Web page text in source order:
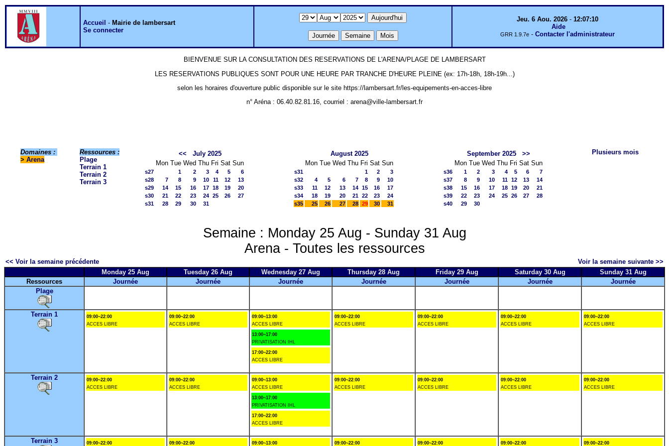
Accueil - Mairie de lambersart
Se connecter
Jeu. 6 Aou. 2026 - 12:07:10
Aide
GRR 1.9.7e - Contacter l'administrateur
BIENVENUE SUR LA CONSULTATION DES RESERVATIONS DE L'ARENA/PLAGE DE LAMBERSART
LES RESERVATIONS PUBLIQUES SONT POUR UNE HEURE PAR TRANCHE D'HEURE PLEINE (ex: 17h-18h, 18h-19h...)
selon les horaires d'ouverture public disponible sur le site https://lambersart.fr/les-equipements-en-acces-libre
n° Aréna : 06.40.82.81.16, courriel : arena@ville-lambersart.fr
Domaines :
> Arena
Ressources :
Plage
Terrain 1
Terrain 2
Terrain 3
<<
July 2025
Mon Tue Wed Thu Fri Sat Sun
s27 1 2 3 4 5
6
s28
7 8 9 10 11 12
13
s29
14 15 16 17 18 19
20
s30
21 22 23 24 25 26
27
s31
28 29 30 31
August 2025
Mon Tue Wed Thu Fri Sat Sun
s31 1 2
3
s32
4 5 6 7 8 9
10
s33
11 12 13 14 15 16
17
s34
18 19 20 21 22 23
24
s35
25 26 27 28 29 30 31
September 2025
>>
Mon Tue Wed Thu Fri Sat Sun
s36 1 2 3 4 5 6
7
s37
8 9 10 11 12 13
14
s38
15 16 17 18 19 20
21
s39
22 23 24 25 26 27
28
s40
29 30
Plusieurs mois
Semaine : Monday 25 Aug - Sunday 31 Aug
Arena - Toutes les ressources
<< Voir la semaine précédente
Voir la semaine suivante >>
Monday 25 Aug
Tuesday 26 Aug Wednesday 27 Aug Thursday 28 Aug Friday 29 Aug Saturday 30 Aug
Sunday 31 Aug
Ressources
Journée Journée Journée Journée Journée Journée
Journée
Plage
Terrain 1
09:00~22:00
ACCES LIBRE
09:00~22:00
ACCES LIBRE
09:00~13:00
ACCES LIBRE
13:00~17:00
PRIVATISATION IHL
17:00~22:00
ACCES LIBRE
09:00~22:00
ACCES LIBRE
09:00~22:00
ACCES LIBRE
09:00~22:00
ACCES LIBRE
09:00~22:00
ACCES LIBRE
Terrain 2
09:00~22:00
ACCES LIBRE
09:00~22:00
ACCES LIBRE
09:00~13:00
ACCES LIBRE
13:00~17:00
PRIVATISATION IHL
17:00~22:00
ACCES LIBRE
09:00~22:00
ACCES LIBRE
09:00~22:00
ACCES LIBRE
09:00~22:00
ACCES LIBRE
09:00~22:00
ACCES LIBRE
Terrain 3 09:00~22:00 09:00~22:00 09:00~13:00 09:00~22:00 09:00~22:00 09:00~22:00 09:00~22:00